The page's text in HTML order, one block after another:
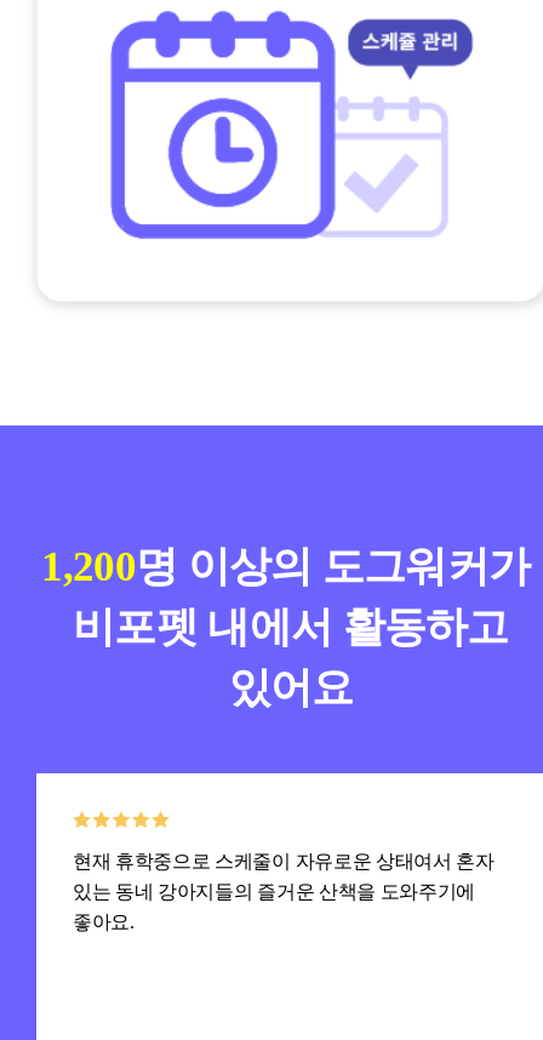
1,200명 이상의 도그워커가
비포펫 내에서 활동하고
있어요
현재 휴학중으로 스케줄이 자유로운 상태여서 혼자
있는 동네 강아지들의 즐거운 산책을 도와주기에
좋아요.